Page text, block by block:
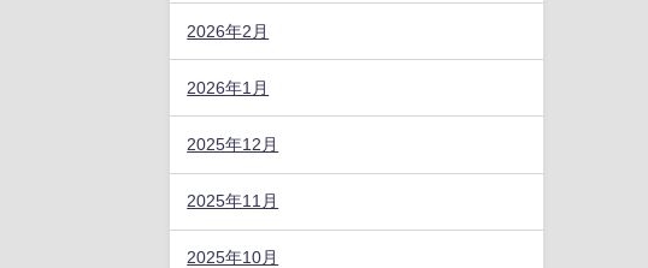
2026年2月
2026年1月
2025年12月
2025年11月
2025年10月